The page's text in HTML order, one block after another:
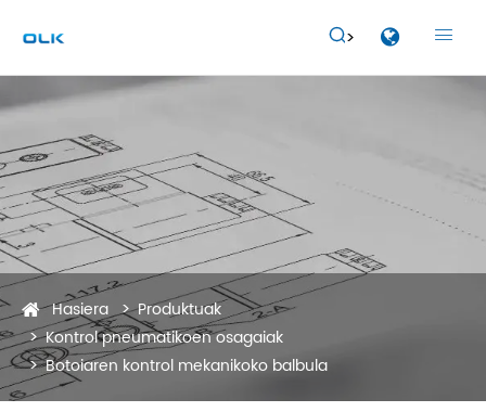
 
Hasiera
Produktuak
Kontrol pneumatikoen osagaiak
Botoiaren kontrol mekanikoko balbula